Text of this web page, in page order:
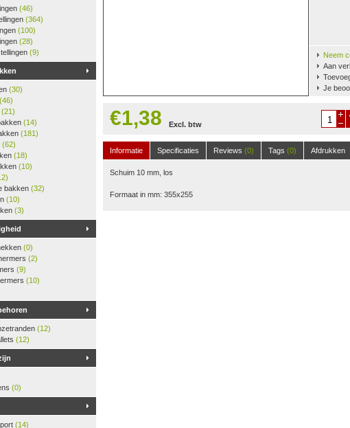
(46)
(364)
(100)
(28)
(9)
(30)
(46)
(21)
(14)
(181)
(62)
(18)
(10)
bakken (32)
(10)
(3)
(0)
(2)
(9)
(10)
(12)
(12)
(0)
(14)
Neem
Aan
Je
€1,38 Excl. btw
Informatie
Specificaties Reviews (0) Tags (0) Afdrukken
Schuim 10 mm, los
Formaat in mm: 355x255